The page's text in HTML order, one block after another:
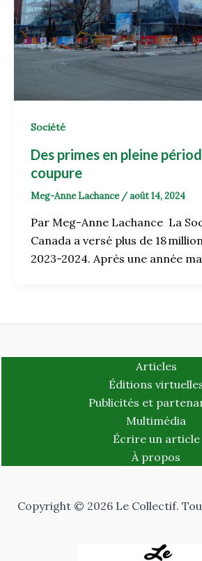
Société
Des primes en pleine
coupure
Meg-Anne Lachance /août 14, 2024
Par Meg-Anne Lachance La
Canada a versé plus de 18
2023-2024. Après une année
Articles
Éditions
Publicités et
Multimédia
Écrire un article
À propos
Copyright © 2026 Le Collectif.